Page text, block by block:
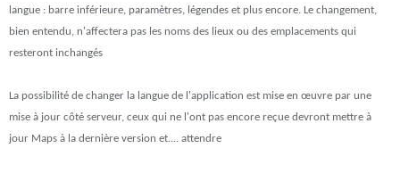
langue : barre inférieure, paramètres, légendes et plus encore. Le changement,
bien entendu, n'affectera pas les noms des lieux ou des emplacements qui
resteront inchangés
La possibilité de changer la langue de l'application est mise en œuvre par une
mise à jour côté serveur, ceux qui ne l'ont pas encore reçue devront mettre à
jour Maps à la dernière version et.... attendre